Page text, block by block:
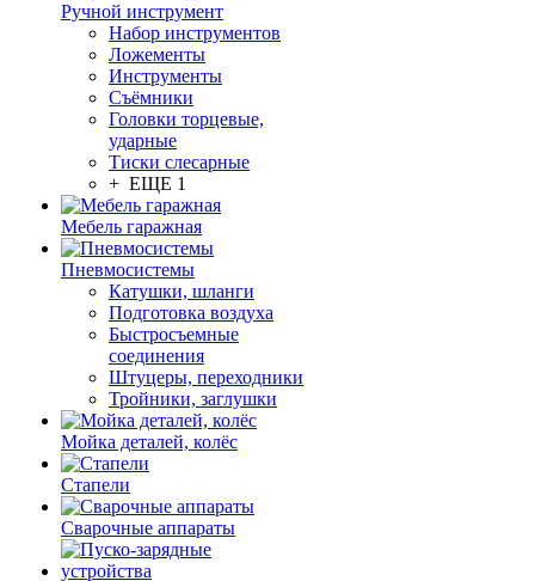
Ручной инструмент
Набор инструментов
Ложементы
Инструменты
Съёмники
Головки торцевые,
ударные
Тиски слесарные
+ ЕЩЕ 1
Мебель гаражная
Пневмосистемы
Катушки, шланги
Подготовка воздуха
Быстросъемные
соединения
Штуцеры, переходники
Тройники, заглушки
Мойка деталей, колёс
Стапели
Сварочные аппараты